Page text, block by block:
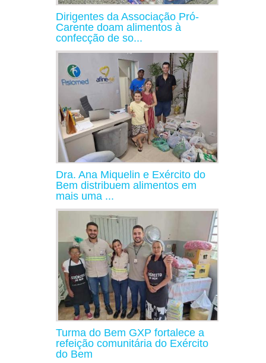
Dirigentes da Associação Pró-
Carente doam alimentos à
confecção de so...
Dra. Ana Miquelin e Exército do
Bem distribuem alimentos em
mais uma ...
Turma do Bem GXP fortalece a
refeição comunitária do Exército
do Bem